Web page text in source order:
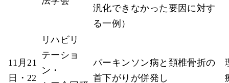
汎化できなかった要因に対す
る一例）
11月21
日・22
リハビリ
テーショ
ン・
パーキンソン病と頚椎骨折の
首下がりが併発し